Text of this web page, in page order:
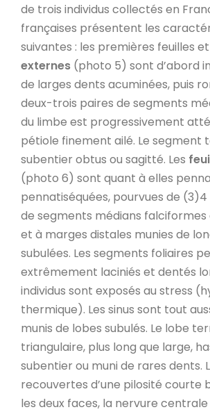
de trois individus collectés en
françaises présentent les
suivantes : les premières feuilles
externes (photo 5) sont d’abord
de larges dents acuminées, puis
deux-trois paires de segments
du limbe est progressivement
pétiole finement ailé. Le segment
subentier obtus ou sagitté. Les
(photo 6) sont quant à elles
pennatiséquées, pourvues de
de segments médians falciformes
et à marges distales munies de
subulées. Les segments foliaires
extrêmement laciniés et dentés
individus sont exposés au stress
thermique). Les sinus sont tout
munis de lobes subulés. Le lobe
triangulaire, plus long que large,
subentier ou muni de rares dents.
recouvertes d’une pilosité courte
les deux faces, la nervure